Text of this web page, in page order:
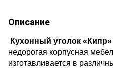
Описание
Кухонный уголок «Кипр»
недорогая корпусная
изготавливается в